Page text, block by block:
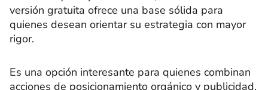
versión gratuita ofrece una base sólida para
quienes desean orientar su estrategia con mayor
rigor.
Es una opción interesante para quienes combinan
acciones de posicionamiento orgánico y publicidad,